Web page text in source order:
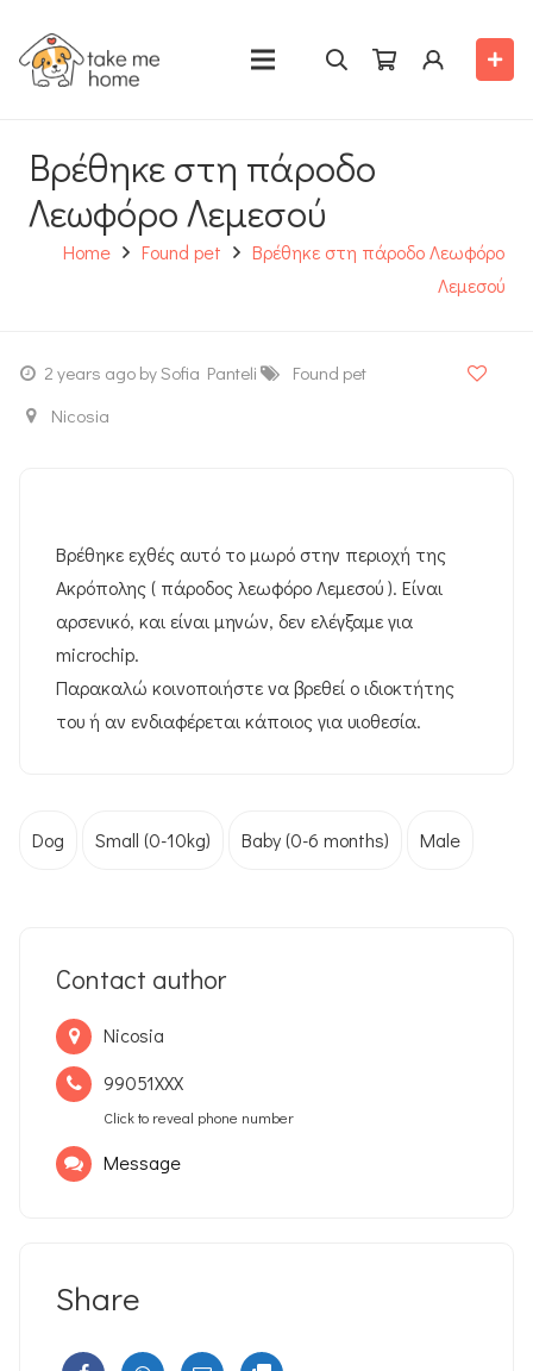
Βρέθηκε στη πάροδο
Λεωφόρο Λεμεσού
Home Found pet
Βρέθηκε στη πάροδο Λεωφόρο
Λεμεσού
2 years ago by Sofia Panteli
Found pet
Nicosia
Βρέθηκε εχθές αυτό το μωρό στην περιοχή της
Ακρόπολης ( πάροδος λεωφόρο Λεμεσού ). Είναι
αρσενικό, και είναι μηνών, δεν ελέγξαμε για
microchip.
Παρακαλώ κοινοποιήστε να βρεθεί ο ιδιοκτήτης
του ή αν ενδιαφέρεται κάποιος για υιοθεσία.
Dog Small (0-10kg) Baby (0-6 months) Male
Contact author
Nicosia
99051XXX
Click to reveal phone number
Message
Share